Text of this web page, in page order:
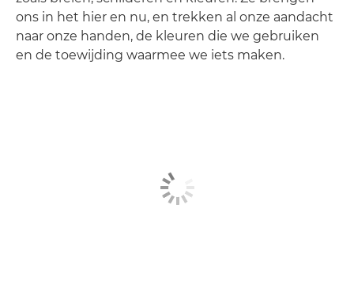
ons in het hier en nu, en trekken al onze aandacht
naar onze handen, de kleuren die we gebruiken
en de toewijding waarmee we iets maken.